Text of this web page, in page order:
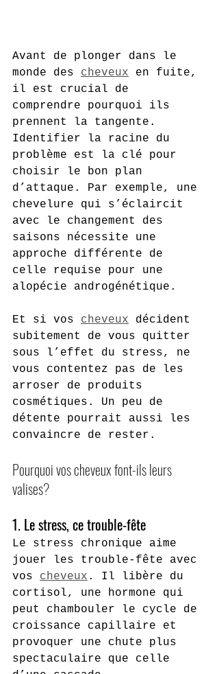
Avant de plonger dans le
monde des cheveux en fuite,
il est crucial de
comprendre pourquoi ils
prennent la tangente.
Identifier la racine du
problème est la clé pour
choisir le bon plan
d’attaque. Par exemple, une
chevelure qui s’éclaircit
avec le changement des
saisons nécessite une
approche différente de
celle requise pour une
alopécie androgénétique.
Et si vos cheveux décident
subitement de vous quitter
sous l’effet du stress, ne
vous contentez pas de les
arroser de produits
cosmétiques. Un peu de
détente pourrait aussi les
convaincre de rester.
Pourquoi vos cheveux font-ils leurs
valises?
1. Le stress, ce trouble-fête
Le stress chronique aime
jouer les trouble-fête avec
vos cheveux . Il libère du
cortisol, une hormone qui
peut chambouler le cycle de
croissance capillaire et
provoquer une chute plus
spectaculaire que celle